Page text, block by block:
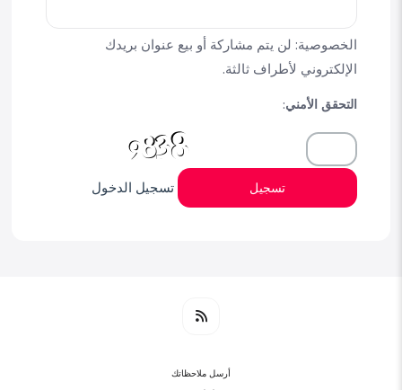
الخصوصية: لن يتم مشاركة أو بيع عنوان بريدك
الإلكتروني لأطراف ثالثة.
التحقق الأمني:
تسجيل تسجيل الدخول
أرسل ملاحظاتك